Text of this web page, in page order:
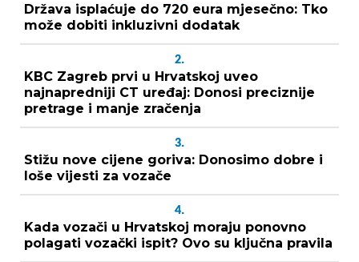
Država isplaćuje do 720 eura mjesečno: Tko
može dobiti inkluzivni dodatak
2.
KBC Zagreb prvi u Hrvatskoj uveo
najnapredniji CT uređaj: Donosi preciznije
pretrage i manje zračenja
3.
Stižu nove cijene goriva: Donosimo dobre i
loše vijesti za vozače
4.
Kada vozači u Hrvatskoj moraju ponovno
polagati vozački ispit? Ovo su ključna pravila